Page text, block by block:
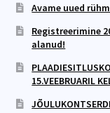
Avame uued
Registreerimine
alanud!
15.VEEBRUARIL